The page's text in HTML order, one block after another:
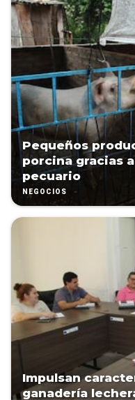
Pequeños
porcina gracias
pecuario
NEGOCIOS
Impulsan
ganadería